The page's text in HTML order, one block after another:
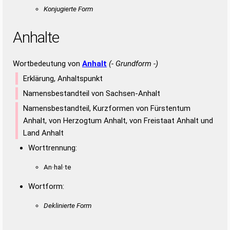
Konjugierte Form
Anhalte
Wortbedeutung von Anhalt (- Grundform -)
Erklärung, Anhaltspunkt
Namensbestandteil von Sachsen-Anhalt
Namensbestandteil, Kurzformen von Fürstentum
Anhalt, von Herzogtum Anhalt, von Freistaat Anhalt und
Land Anhalt
Worttrennung:
An·hal·te
Wortform:
Deklinierte Form